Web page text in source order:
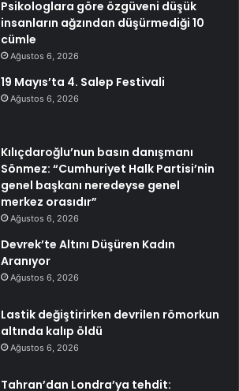
Psikologlara göre özgüveni düşük
insanların ağzından düşürmediği 10
cümle
Ağustos 6, 2026
19 Mayıs’ta 4. Salep Festivali
Ağustos 6, 2026
Kılıçdaroğlu’nun basın danışmanı
Sönmez: “Cumhuriyet Halk Partisi’nin
genel başkanı neredeyse genel
merkez orasıdır”
Ağustos 6, 2026
Devrek’te Altını Düşüren Kadın
Aranıyor
Ağustos 6, 2026
Lastik değiştirirken devrilen römorkun
altında kalıp öldü
Ağustos 6, 2026
Tahran’dan Londra’ya tehdit: